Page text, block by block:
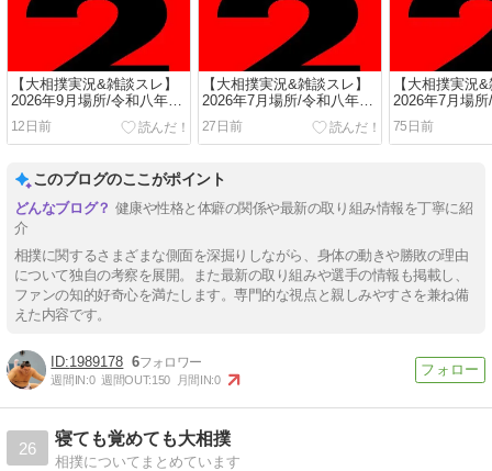
【大相撲実況&雑談スレ】
2026年9月場所/令和八年秋
場所の番付編成・展望
12日前
【大相撲実況&雑談スレ】
2026年7月場所/令和八年名
古屋場所
27日前
【大相撲実況
2026年7月場
古屋場所の番
75日前
このブログのここがポイント
健康や性格と体癖の関係や最新の取り組み情報を丁寧に紹
介
相撲に関するさまざまな側面を深掘りしながら、身体の動きや勝敗の理由
について独自の考察を展開。また最新の取り組みや選手の情報も掲載し、
ファンの知的好奇心を満たします。専門的な視点と親しみやすさを兼ね備
えた内容です。
1989178 6
週間IN:0 週間OUT:150 月間IN:0
26
寝ても覚めても大相撲
相撲についてまとめています